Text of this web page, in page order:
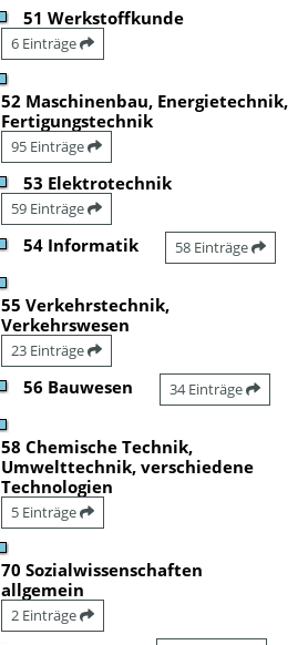
51 Werkstoffkunde
6 Einträge
52 Maschinenbau, Energietechnik,
Fertigungstechnik
95 Einträge
53 Elektrotechnik
59 Einträge
54 Informatik 58 Einträge
55 Verkehrstechnik,
Verkehrswesen
23 Einträge
56 Bauwesen 34 Einträge
58 Chemische Technik,
Umwelttechnik, verschiedene
Technologien
5 Einträge
70 Sozialwissenschaften
allgemein
2 Einträge